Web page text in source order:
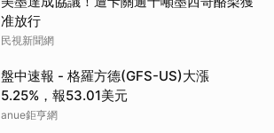
准放行
民視新聞網
盤中速報 - 格羅方德(GFS-US)大漲
5.25%，報53.01美元
anue鉅亨網